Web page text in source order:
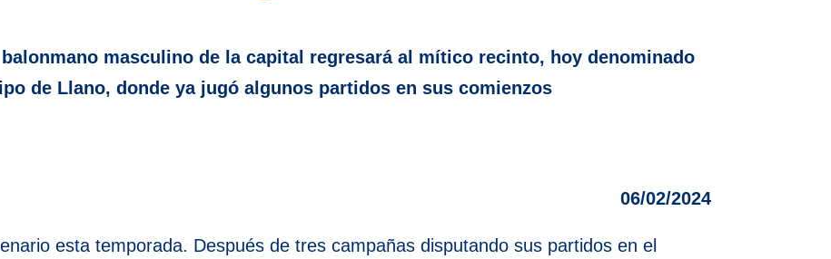
masculino de la capital regresará al mítico recinto, hoy denominado
de Llano, donde ya jugó algunos partidos en sus comienzos
06/02/2024
esta temporada. Después de tres campañas disputando sus partidos en el